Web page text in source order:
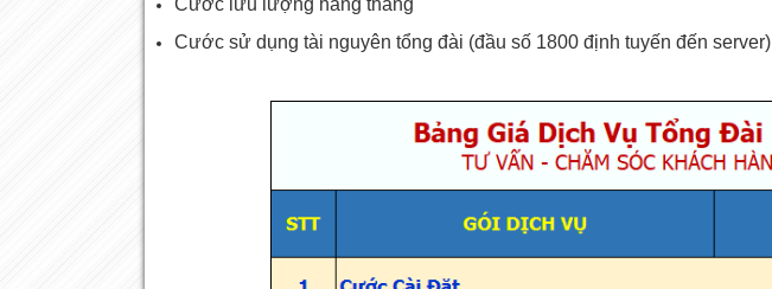
Cước lưu lượng hàng tháng
Cước sử dụng tài nguyên tổng đài (đầu số 1800 định tuyến đến server)